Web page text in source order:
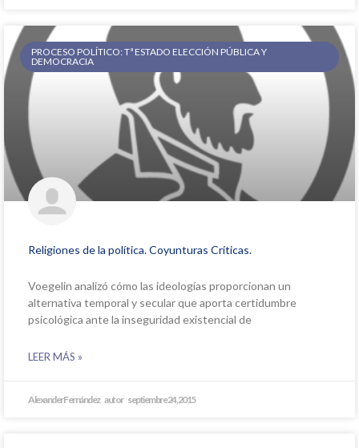
PROCESO POLÍTICO: Tª ESTADO ELECCIÓN PÚBLICA Y
DEMOCRACIA
Religiones de la política. Coyunturas Críticas.
Voegelin analizó cómo las ideologías proporcionan un
alternativa temporal y secular que aporta certidumbre
psicológica ante la inseguridad existencial de
LEER MÁS »
Alexander Fernández septiembre 24, 2015